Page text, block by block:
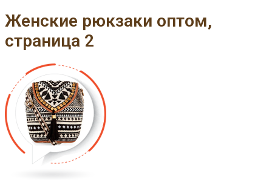
Женские рюкзаки оптом,
страница 2